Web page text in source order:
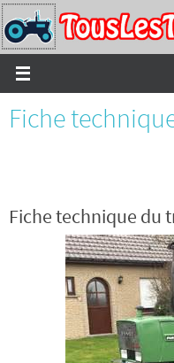
Passer
vers
le
contenu
Fiche
Fiche technique du